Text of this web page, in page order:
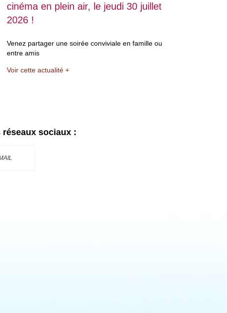
cinéma en plein air, le jeudi 30 juillet
2026 !
Venez partager une soirée conviviale en famille ou
entre amis
Voir cette actualité +
réseaux sociaux :